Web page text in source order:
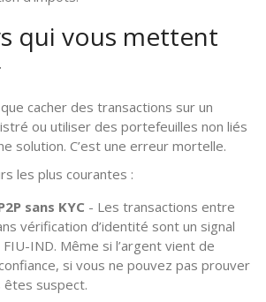
qui vous mettent
cacher des transactions sur un
ou utiliser des portefeuilles non liés
solution. C’est une erreur mortelle.
les plus courantes :
sans KYC - Les transactions entre
vérification d’identité sont un signal
IND. Même si l’argent vient de
si vous ne pouvez pas prouver
êtes suspect.